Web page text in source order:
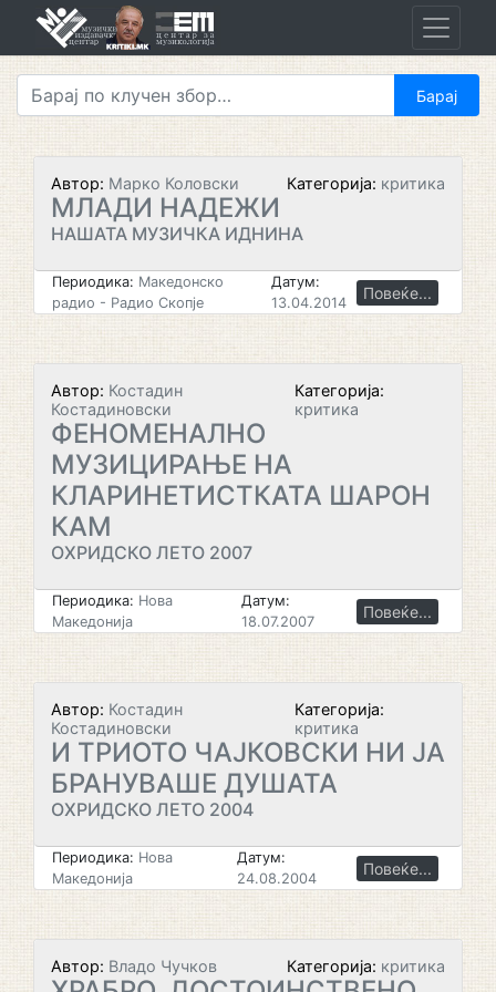
Автор: Марко Коловски Категорија: критика
МЛАДИ НАДЕЖИ
НАШАТА МУЗИЧКА ИДНИНА
Периодика: Македонско
радио - Радио Скопје
Датум:
13.04.2014
Повеќе...
Автор: Костадин
Костадиновски
Категорија:
критика
ФЕНОМЕНАЛНО
МУЗИЦИРАЊЕ НА
КЛАРИНЕТИСТКАТА ШАРОН
КАМ
ОХРИДСКО ЛЕТО 2007
Периодика: Нова
Македонија
Датум:
18.07.2007
Повеќе...
Автор: Костадин
Костадиновски
Категорија:
критика
И ТРИОТО ЧАЈКОВСКИ НИ ЈА
БРАНУВАШЕ ДУШАТА
ОХРИДСКО ЛЕТО 2004
Периодика: Нова
Македонија
Датум:
24.08.2004
Повеќе...
Автор: Владо Чучков Категорија: критика